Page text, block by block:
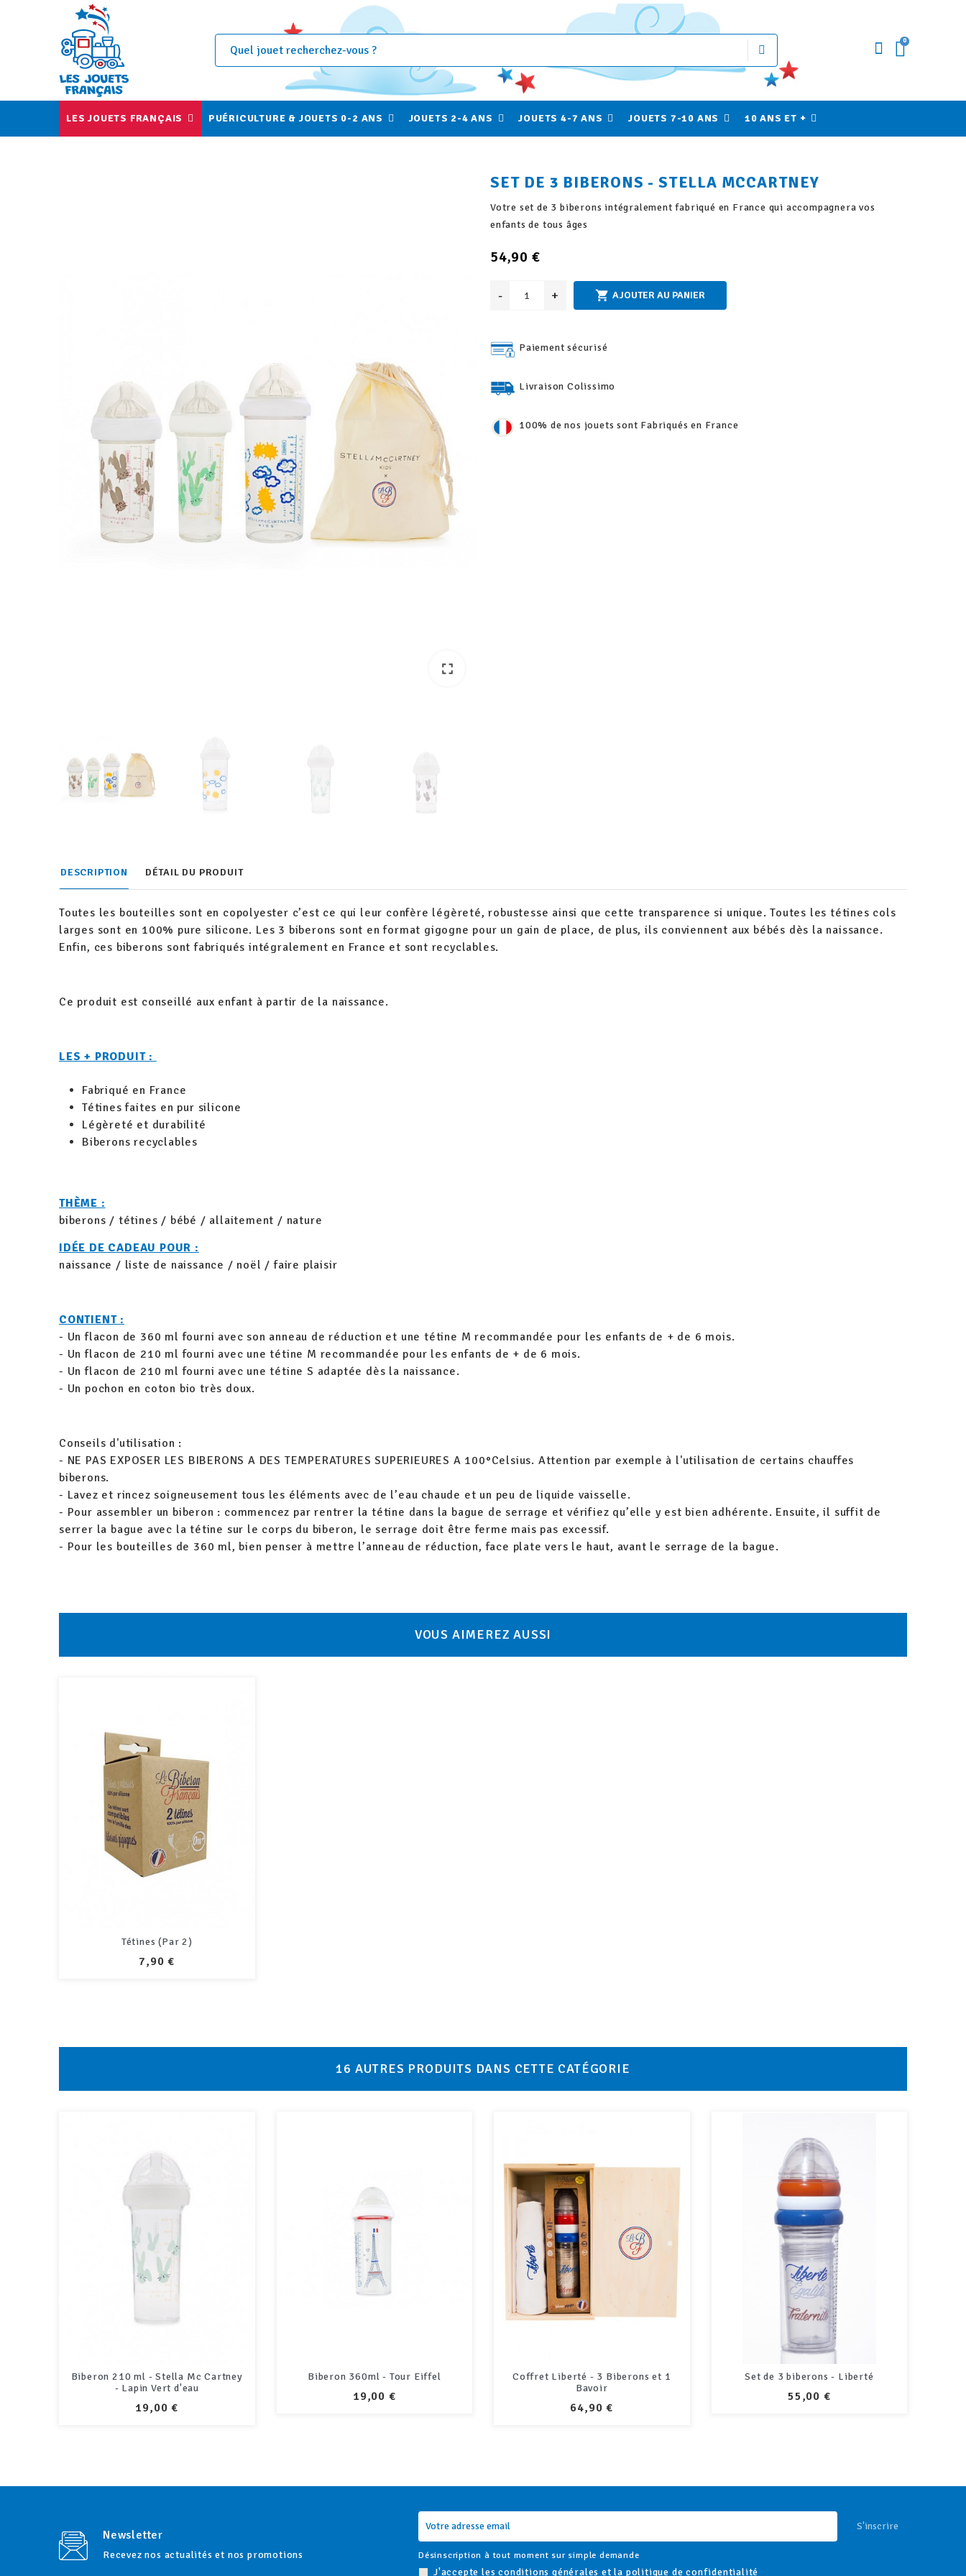
0
LES JOUETS FRANÇAIS PUÉRICULTURE & JOUETS 0-2 ANS JOUETS 2-4 ANS JOUETS 4-7 ANS JOUETS 7-10 ANS 10 ANS ET +
fullscreen
fullscreen
fullscreen
fullscreen
SET DE 3 BIBERONS - STELLA MCCARTNEY
Votre set de 3 biberons intégralement fabriqué en France qui accompagnera vos
enfants de tous âges
54,90 €
- +  AJOUTER AU PANIER
Paiement sécurisé
Livraison Colissimo
100% de nos jouets sont Fabriqués en France
DESCRIPTION DÉTAIL DU PRODUIT
Toutes les bouteilles sont en copolyester c’est ce qui leur confère légèreté, robustesse ainsi que cette transparence si unique. Toutes les tétines cols
larges sont en 100% pure silicone. Les 3 biberons sont en format gigogne pour un gain de place, de plus, ils conviennent aux bébés dès la naissance.
Enfin, ces biberons sont fabriqués intégralement en France et sont recyclables.
Ce produit est conseillé aux enfant à partir de la naissance.
LES + PRODUIT :
Fabriqué en France
Tétines faites en pur silicone
Légèreté et durabilité
Biberons recyclables
THÈME :
biberons / tétines / bébé / allaitement / nature
IDÉE DE CADEAU POUR :
naissance / liste de naissance / noël / faire plaisir
CONTIENT :
- Un flacon de 360 ml fourni avec son anneau de réduction et une tétine M recommandée pour les enfants de + de 6 mois.
- Un flacon de 210 ml fourni avec une tétine M recommandée pour les enfants de + de 6 mois.
- Un flacon de 210 ml fourni avec une tétine S adaptée dès la naissance.
- Un pochon en coton bio très doux.
Conseils d'utilisation :
- NE PAS EXPOSER LES BIBERONS A DES TEMPERATURES SUPERIEURES A 100°Celsius. Attention par exemple à l'utilisation de certains chauffes
biberons.
- Lavez et rincez soigneusement tous les éléments avec de l’eau chaude et un peu de liquide vaisselle.
- Pour assembler un biberon : commencez par rentrer la tétine dans la bague de serrage et vérifiez qu’elle y est bien adhérente. Ensuite, il suffit de
serrer la bague avec la tétine sur le corps du biberon, le serrage doit être ferme mais pas excessif.
- Pour les bouteilles de 360 ml, bien penser à mettre l’anneau de réduction, face plate vers le haut, avant le serrage de la bague.
VOUS AIMEREZ AUSSI
Tétines (Par 2)
PRIX
7,90 €
16 AUTRES PRODUITS DANS CETTE CATÉGORIE
Biberon 360ml - Tour Eiffel
PRIX
19,00 €
Coffret Liberté - 3 Biberons et 1
PRIX
Set de 3 biberons - Liberté
PRIX
55,00 €
Set de 3 biberons - Inès de la
PRIX
Newsletter
Recevez nos actualités et nos promotions
S'inscrire
Désinscription à tout moment sur simple demande
J'accepte les conditions générales et la politique de confidentialité